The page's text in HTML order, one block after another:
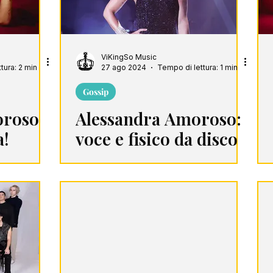
2 min
ViKingSo Music
27 ago 2024
Tempo di lettura: 1 min
Gossip
Alessandra Amoroso:
voce e fisico da disco
di platino